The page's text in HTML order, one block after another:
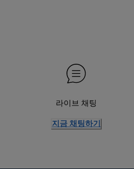
라이브 채팅
지금 채팅하기